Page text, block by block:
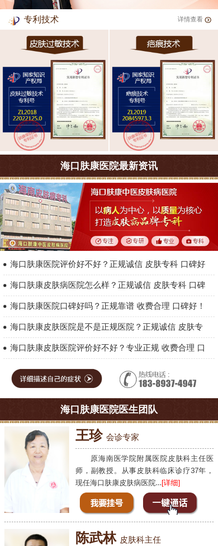
专利技术 详情查看
海口肤康医院最新资讯
海口肤康医院评价好不好？正规诚信 皮肤专科 口碑好
海口肤康皮肤病医院怎么样？正规诚信 皮肤专科 口碑
海口肤康医院口碑好吗？正规靠谱 收费合理 口碑好！
海口肤康皮肤医院是不是正规医院？正规诚信 皮肤专
海口肤康皮肤医院评价好不好？专业正规 收费合理 口
海口肤康医院医生团队
王珍 会诊专家
原海南医学院附属医院皮肤科主任医
师，副教授。从事皮肤科临床诊疗37年，
现任海口肤康皮肤病医院...[详细]
陈武林 皮肤科主任